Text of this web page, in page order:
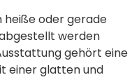
heiße oder gerade
werden
gehört eine
einer glatten und